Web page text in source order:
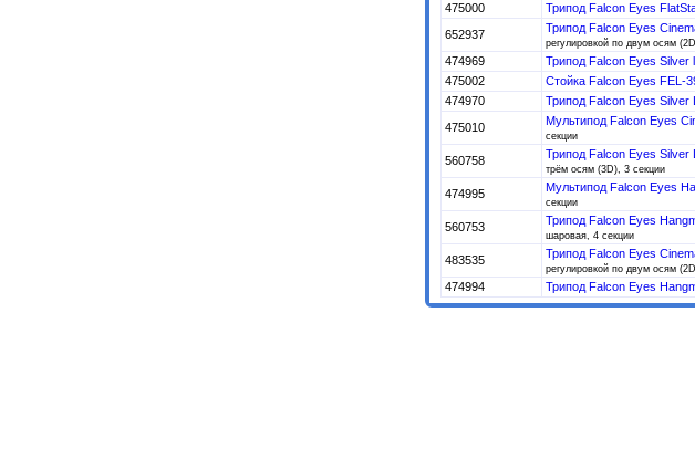
475000
Трипод Falcon Eyes
652937
Трипод Falcon Eyes
регулировкой по двум осям
474969
Трипод Falcon Eyes Silver
475002
Стойка Falcon Eyes FEL-
474970
Трипод Falcon Eyes Silver
475010
Мультипод Falcon Eyes
секции
560758 Трипод Falcon Eyes Silver
трём осям (3D), 3 секции
474995 Мультипод Falcon Eyes
секции
560753 Трипод Falcon Eyes
шаровая, 4 секции
483535 Трипод Falcon Eyes
регулировкой по двум осям
474994
Трипод Falcon Eyes